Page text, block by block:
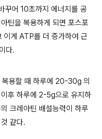
꾸어 10초까지 에너지를 공
틴을 복용하게 되면 포스포
이게 ATP를 더 증가하여 근
다.
용할 때 하루에 20-30g 의
후 하루에 2-5g으로 유지하
크레아틴 배설능력이 하루
같다.